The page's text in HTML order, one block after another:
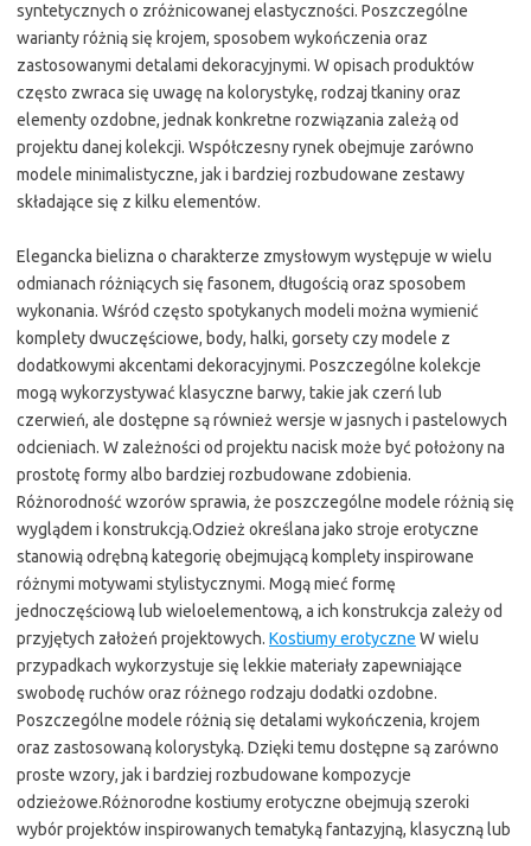
syntetycznych o zróżnicowanej elastyczności. Poszczególne
warianty różnią się krojem, sposobem wykończenia oraz
zastosowanymi detalami dekoracyjnymi. W opisach produktów
często zwraca się uwagę na kolorystykę, rodzaj tkaniny oraz
elementy ozdobne, jednak konkretne rozwiązania zależą od
projektu danej kolekcji. Współczesny rynek obejmuje zarówno
modele minimalistyczne, jak i bardziej rozbudowane zestawy
składające się z kilku elementów.
Elegancka bielizna o charakterze zmysłowym występuje w wielu
odmianach różniących się fasonem, długością oraz sposobem
wykonania. Wśród często spotykanych modeli można wymienić
komplety dwuczęściowe, body, halki, gorsety czy modele z
dodatkowymi akcentami dekoracyjnymi. Poszczególne kolekcje
mogą wykorzystywać klasyczne barwy, takie jak czerń lub
czerwień, ale dostępne są również wersje w jasnych i pastelowych
odcieniach. W zależności od projektu nacisk może być położony na
prostotę formy albo bardziej rozbudowane zdobienia.
Różnorodność wzorów sprawia, że poszczególne modele różnią się
wyglądem i konstrukcją.Odzież określana jako stroje erotyczne
stanowią odrębną kategorię obejmującą komplety inspirowane
różnymi motywami stylistycznymi. Mogą mieć formę
jednoczęściową lub wieloelementową, a ich konstrukcja zależy od
przyjętych założeń projektowych. Kostiumy erotyczne W wielu
przypadkach wykorzystuje się lekkie materiały zapewniające
swobodę ruchów oraz różnego rodzaju dodatki ozdobne.
Poszczególne modele różnią się detalami wykończenia, krojem
oraz zastosowaną kolorystyką. Dzięki temu dostępne są zarówno
proste wzory, jak i bardziej rozbudowane kompozycje
odzieżowe.Różnorodne kostiumy erotyczne obejmują szeroki
wybór projektów inspirowanych tematyką fantazyjną, klasyczną lub